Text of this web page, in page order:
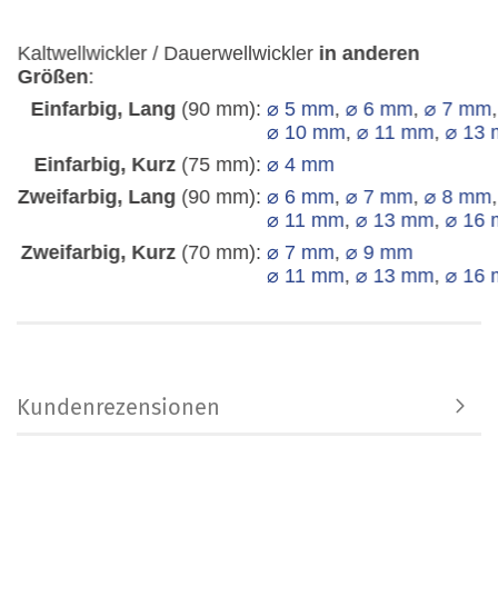
Kaltwellwickler / Dauerwellwickler in anderen
Größen:
Einfarbig, Lang (90 mm): ⌀ 5 mm, ⌀ 6 mm,⌀ 7 mm
⌀ 10 mm, ⌀ 11 mm,⌀ 13
Einfarbig, Kurz (75 mm): ⌀ 4 mm
Zweifarbig, Lang (90 mm): ⌀ 6 mm, ⌀ 7 mm,⌀ 8 mm
⌀ 11 mm, ⌀ 13 mm,⌀ 16
Zweifarbig, Kurz (70 mm): ⌀ 7 mm, ⌀ 9 mm
⌀ 11 mm, ⌀ 13 mm,⌀ 16
Kundenrezensionen